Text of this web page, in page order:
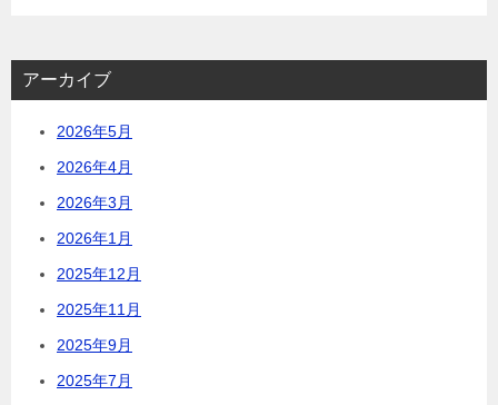
アーカイブ
2026年5月
2026年4月
2026年3月
2026年1月
2025年12月
2025年11月
2025年9月
2025年7月